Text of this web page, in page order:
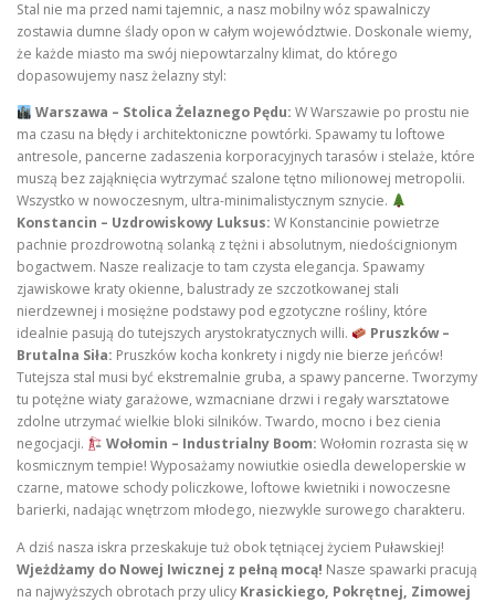
Stal nie ma przed nami tajemnic, a nasz mobilny wóz spawalniczy
zostawia dumne ślady opon w całym województwie. Doskonale wiemy,
że każde miasto ma swój niepowtarzalny klimat, do którego
dopasowujemy nasz żelazny styl:
Warszawa – Stolica Żelaznego Pędu: W Warszawie po prostu nie
ma czasu na błędy i architektoniczne powtórki. Spawamy tu loftowe
antresole, pancerne zadaszenia korporacyjnych tarasów i stelaże, które
muszą bez zająknięcia wytrzymać szalone tętno milionowej metropolii.
Wszystko w nowoczesnym, ultra-minimalistycznym sznycie.
Konstancin – Uzdrowiskowy Luksus: W Konstancinie powietrze
pachnie prozdrowotną solanką z tężni i absolutnym, niedoścignionym
bogactwem. Nasze realizacje to tam czysta elegancja. Spawamy
zjawiskowe kraty okienne, balustrady ze szczotkowanej stali
nierdzewnej i mosiężne podstawy pod egzotyczne rośliny, które
idealnie pasują do tutejszych arystokratycznych willi.
Pruszków –
Brutalna Siła: Pruszków kocha konkrety i nigdy nie bierze jeńców!
Tutejsza stal musi być ekstremalnie gruba, a spawy pancerne. Tworzymy
tu potężne wiaty garażowe, wzmacniane drzwi i regały warsztatowe
zdolne utrzymać wielkie bloki silników. Twardo, mocno i bez cienia
negocjacji.
Wołomin – Industrialny Boom: Wołomin rozrasta się w
kosmicznym tempie! Wyposażamy nowiutkie osiedla deweloperskie w
czarne, matowe schody policzkowe, loftowe kwietniki i nowoczesne
barierki, nadając wnętrzom młodego, niezwykle surowego charakteru.
A dziś nasza iskra przeskakuje tuż obok tętniącej życiem Puławskiej!
Wjeżdżamy do Nowej Iwicznej z pełną mocą! Nasze spawarki pracują
na najwyższych obrotach przy ulicy Krasickiego, Pokrętnej, Zimowej